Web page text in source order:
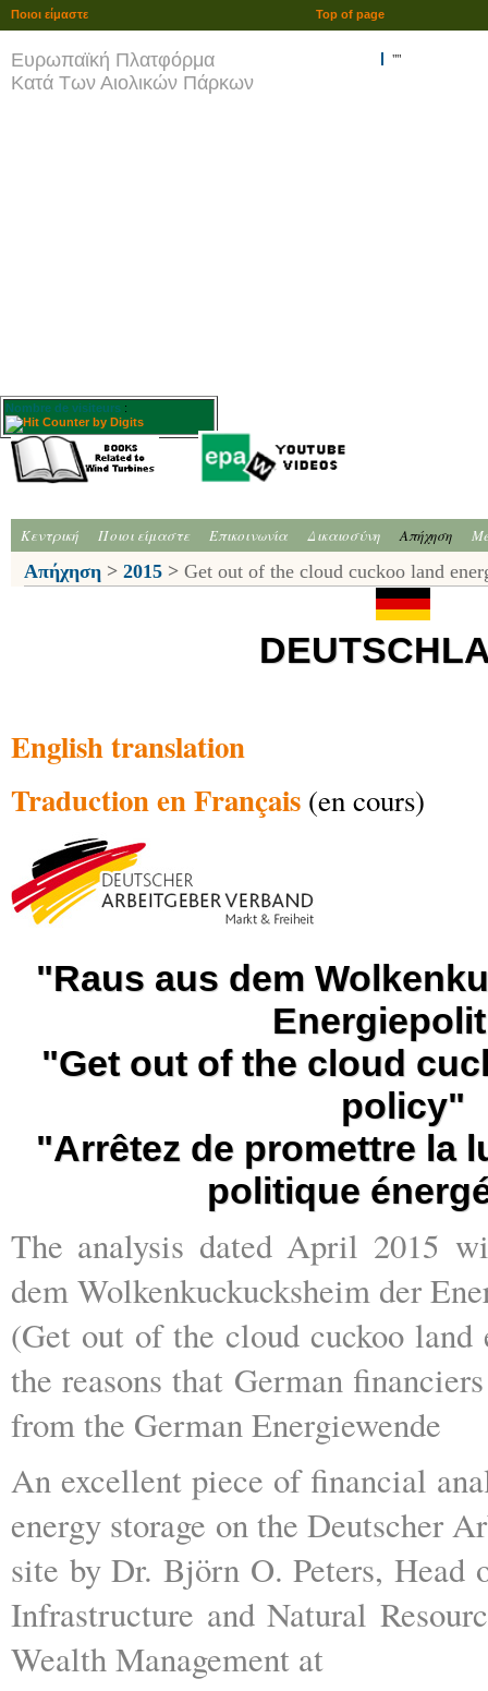
Ευρωπαϊκή Πλατφόρμα
Κατά Των Αιολικών Πάρκων
""
Nombre de visiteurs :
Κεντρική Ποιοι είμαστε Επικοινωνία Δικαιοσύνη Απήχηση
Απήχηση > 2015 > Get out of the cloud cuckoo land
English translation
Traduction en Français (en cours)
"Raus aus dem
"Get out of the cloud
policy"
"Arrêtez de promettre la
politique
The analysis dated April 2015
dem Wolkenkuckucksheim der
(Get out of the cloud cuckoo
the reasons that German
from the German Energiewende
An excellent piece of financial
energy storage on the Deutscher
site by Dr. Björn O. Peters, Head
Infrastructure and Natural
Wealth Management at
Top of page
Ποιοι είμαστε